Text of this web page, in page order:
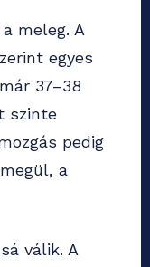
meleg. A
egyes
37–38
szinte
pedig
a
válik. A